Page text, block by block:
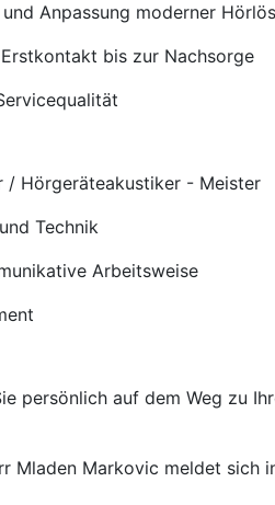
Anpassung moderner
bis zur Nachsorge
/ Hörgeräteakustiker - Meister
Technik
Arbeitsweise
persönlich auf dem Weg zu
Mladen Markovic meldet sich